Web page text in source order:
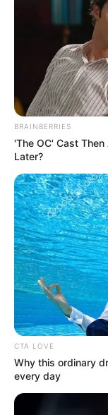
Σοβαρό
ενεπλάκησαν
σημειώθηκε
καρδιά της
ανησυχία
κινητοποίηση
Σύμφωνα με
BRAINBERRIES
'The OC' Cast
Later?
CTA LOVE
Why this ordinary
every day